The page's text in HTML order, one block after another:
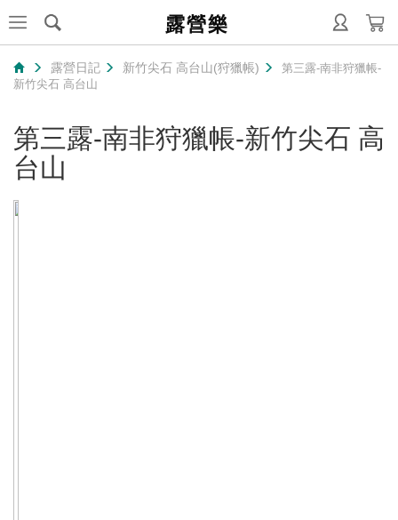
露營樂
露營日記 新竹尖石 高台山(狩獵帳)
第三露-南非狩獵帳-
新竹尖石 高台山
第三露-南非狩獵帳-新竹尖石 高
台山